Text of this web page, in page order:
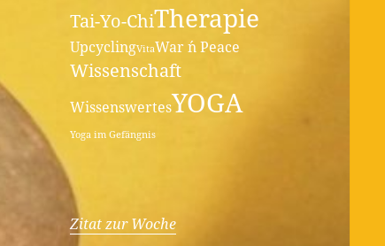
Tai-Yo-ChiTherapie
UpcyclingVitaWar ´n Peace
Wissenschaft
WissenswertesYOGA
Yoga im Gefängnis
Zitat zur Woche